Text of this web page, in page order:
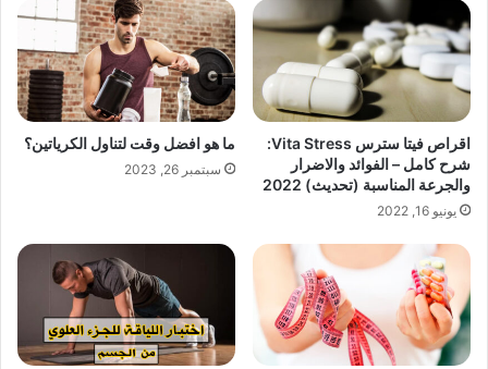
اقراص فيتا سترس Vita Stress:
شرح كامل – الفوائد والاضرار
والجرعة المناسبة (تحديث) 2022
يونيو 16, 2022
ما هو افضل وقت لتناول الكرياتين؟
سبتمبر 26, 2023